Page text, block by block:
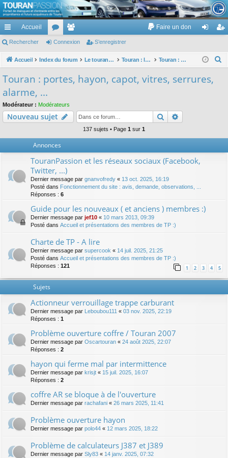
TouranPassion
Le forum des propriétaires ou futurs acquéreurs du Volkswagen Touran
cc
ès
pi
de
Accueil
or
u
e
m
Faire un don
ne nr
Rechercher Connexion S’enregistrer
Accueil Index du forum Le touran dans ses versions I (V1 V2 V3) et II ... Touran : les équipements électriques et électroniques Touran : portes, hayon, capot, vitres, serrures, alarme, ...
h
Touran : portes, hayon, capot, vitres, serrures,
alarme, ...
Modérateur : Modérateurs
Nouveau sujet Rechercher
137 sujets • Page 1 sur 1
Annonces
TouranPassion et les réseaux sociaux (Facebook,
Twitter, ...)
Dernier message par gnanvofredy « 13 oct. 2025, 16:19
Posté dans Fonctionnement du site : avis, demande, observations, ...
Réponses : 6
Guide pour les nouveaux ( et anciens ) membres :)
Dernier message par jef10 « 10 mars 2013, 09:39
Posté dans Accueil et présentations des membres de TP :)
Charte de TP - A lire
Dernier message par supercook « 14 juil. 2025, 21:25
Posté dans Accueil et présentations des membres de TP :)
Réponses : 121 1 2 3 4 5
Sujets
Actionneur verrouillage trappe carburant
Dernier message par Leboubou111 « 03 nov. 2025, 22:19
Réponses : 1
Problème ouverture coffre / Touran 2007
Dernier message par Oscartouran « 24 août 2025, 22:07
Réponses : 2
hayon qui ferme mal par intermittence
Dernier message par krisjt « 15 juil. 2025, 16:07
Réponses : 2
coffre AR se bloque à de l'ouverture
Dernier message par rachafani « 26 mars 2025, 11:41
Problème ouverture hayon
Dernier message par polo44 « 12 mars 2025, 18:22
Problème de calculateurs J387 et J389
Dernier message par Sly83 « 14 janv. 2025, 07:32